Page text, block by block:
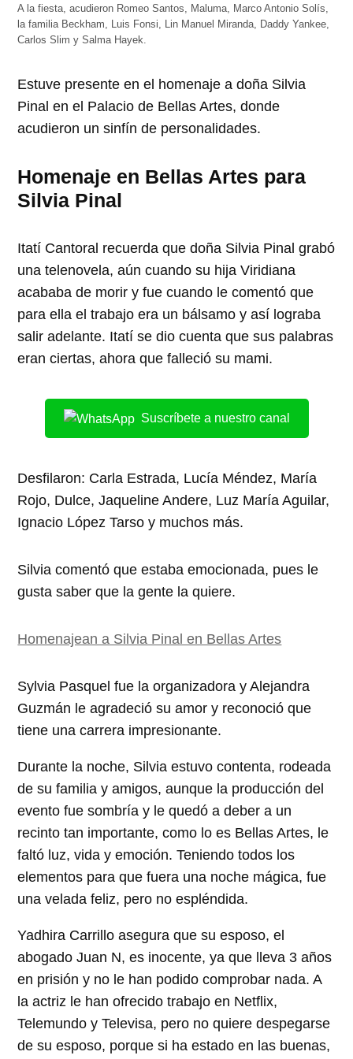
ventana
nueva)
ventana
nueva)
ventana
nueva)
ventana
nueva)
ventana
nueva)
A la fiesta, acudieron Romeo Santos, Maluma, Marco Antonio Solís,
la familia Beckham, Luis Fonsi, Lin Manuel Miranda, Daddy Yankee,
Carlos Slim y Salma Hayek.
Estuve presente en el homenaje a doña Silvia
Pinal en el Palacio de Bellas Artes, donde
acudieron un sinfín de personalidades.
Homenaje en Bellas Artes para
Silvia Pinal
Itatí Cantoral recuerda que doña Silvia Pinal grabó
una telenovela, aún cuando su hija Viridiana
acababa de morir y fue cuando le comentó que
para ella el trabajo era un bálsamo y así lograba
salir adelante. Itatí se dio cuenta que sus palabras
eran ciertas, ahora que falleció su mami.
Suscríbete a nuestro canal
Desfilaron: Carla Estrada, Lucía Méndez, María
Rojo, Dulce, Jaqueline Andere, Luz María Aguilar,
Ignacio López Tarso y muchos más.
Silvia comentó que estaba emocionada, pues le
gusta saber que la gente la quiere.
Homenajean a Silvia Pinal en Bellas Artes
Sylvia Pasquel fue la organizadora y Alejandra
Guzmán le agradeció su amor y reconoció que
tiene una carrera impresionante.
Durante la noche, Silvia estuvo contenta, rodeada
de su familia y amigos, aunque la producción del
evento fue sombría y le quedó a deber a un
recinto tan importante, como lo es Bellas Artes, le
faltó luz, vida y emoción. Teniendo todos los
elementos para que fuera una noche mágica, fue
una velada feliz, pero no espléndida.
Yadhira Carrillo asegura que su esposo, el
abogado Juan N, es inocente, ya que lleva 3 años
en prisión y no le han podido comprobar nada. A
la actriz le han ofrecido trabajo en Netflix,
Telemundo y Televisa, pero no quiere despegarse
de su esposo, porque si ha estado en las buenas,